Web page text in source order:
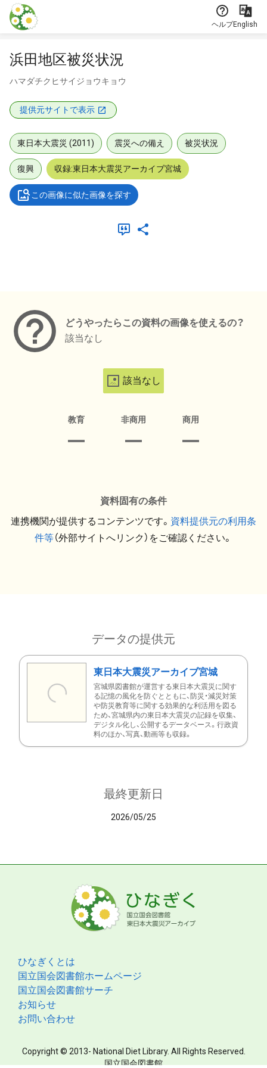
本文に飛ぶ
ヘルプEnglish
浜田地区被災状況
ハマダチクヒサイジョウキョウ
提供元サイトで表示
東日本大震災 (2011) 震災への備え 被災状況
復興 収録:東日本大震災アーカイブ宮城
この画像に似た画像を探す
どうやったらこの資料の画像を使えるの？
該当なし
該当なし
教育 非商用 商用
資料固有の条件
連携機関が提供するコンテンツです。 資料提供元の利用条
件等（外部サイトへリンク）をご確認ください。
データの提供元
東日本大震災アーカイブ宮城
宮城県図書館が運営する東日本大震災に関す
る記憶の風化を防ぐとともに、防災・減災対策
や防災教育等に関する効果的な利活用を図る
ため、宮城県内の東日本大震災の記録を収集、
デジタル化し、公開するデータベース。行政資
料のほか、写真、動画等も収録。
最終更新日
2026/05/25
ひなぎくとは
国立国会図書館ホームページ
国立国会図書館サーチ
お知らせ
お問い合わせ
Copyright © 2013- National Diet Library. All Rights Reserved.